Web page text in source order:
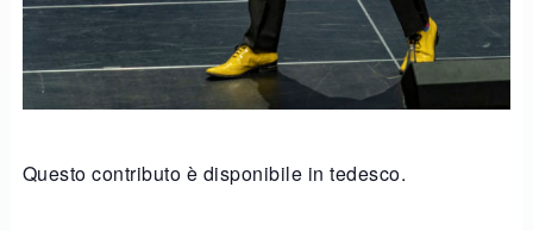
Questo contributo è disponibile in tedesco.